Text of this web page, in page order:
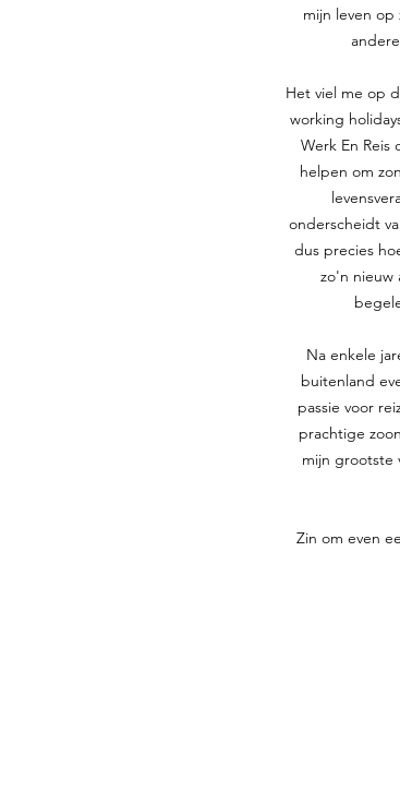
mijn leven
Het viel me op
working
Werk En Reis
helpen om
onderscheidt
dus precies
zo'n nieuw
Na enkele
buitenland
passie voor
prachtige
mijn grootste
Zin om even